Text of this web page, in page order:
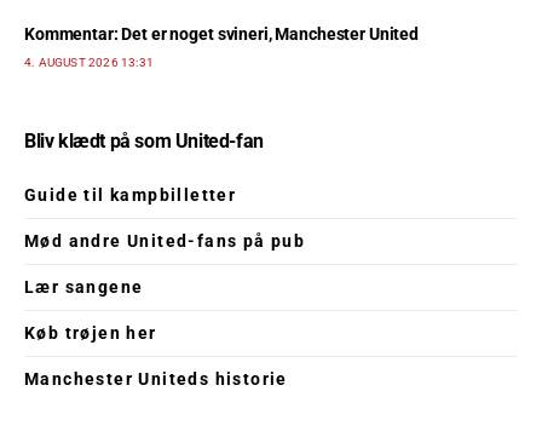
Kommentar: Det er noget svineri, Manchester United
4. AUGUST 2026 13:31
Bliv klædt på som United-fan
Guide til kampbilletter
Mød andre United-fans på pub
Lær sangene
Køb trøjen her
Manchester Uniteds historie